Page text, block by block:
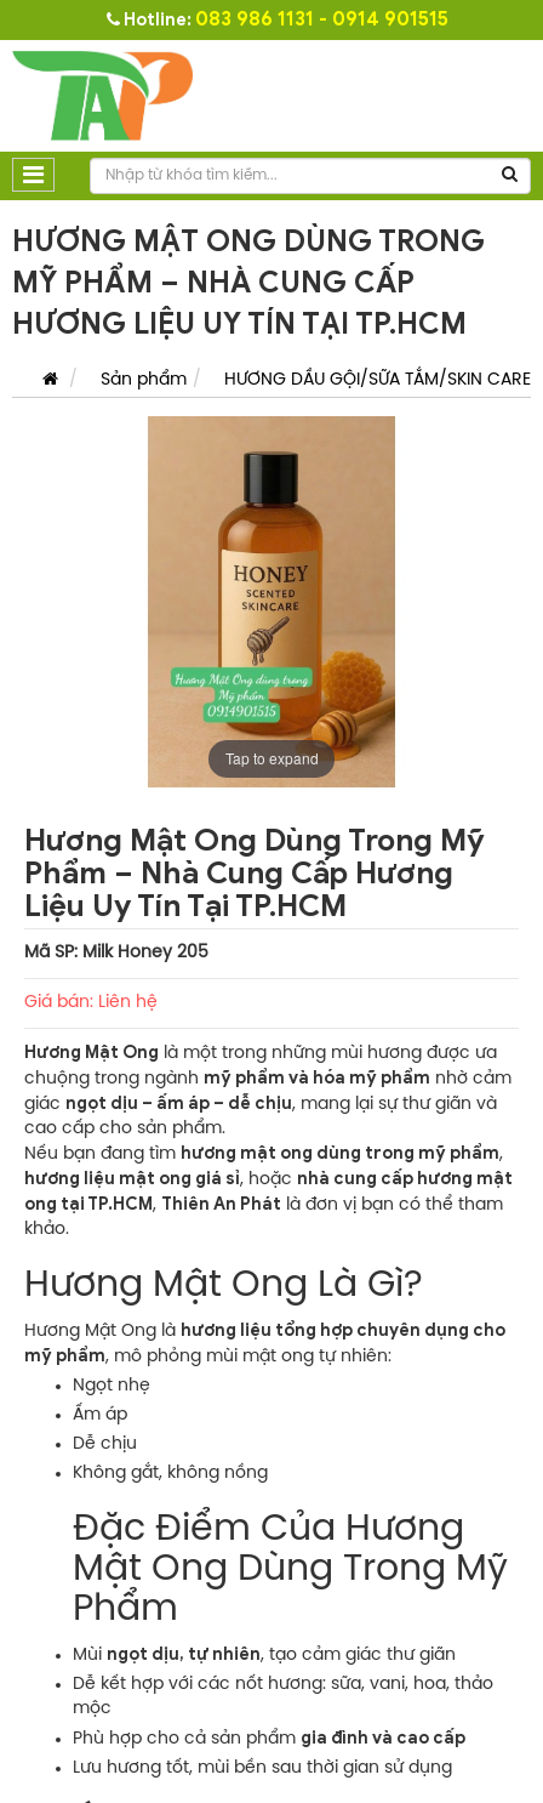
Hotline: 083 986 1131 - 0914 901515
HƯƠNG MẬT ONG DÙNG TRONG
MỸ PHẨM – NHÀ CUNG CẤP
HƯƠNG LIỆU UY TÍN TẠI TP.HCM
Sản phẩm HƯƠNG DẦU GỘI/SỮA TẮM/SKIN CARE
Tap to expand
Hương Mật Ong Dùng Trong Mỹ
Phẩm – Nhà Cung Cấp Hương
Liệu Uy Tín Tại TP.HCM
Mã SP: Milk Honey 205
Giá bán: Liên hệ
Hương Mật Ong là một trong những mùi hương được ưa
chuộng trong ngành mỹ phẩm và hóa mỹ phẩm nhờ cảm
giác ngọt dịu – ấm áp – dễ chịu, mang lại sự thư giãn và
cao cấp cho sản phẩm.
Nếu bạn đang tìm hương mật ong dùng trong mỹ phẩm,
hương liệu mật ong giá sỉ, hoặc nhà cung cấp hương mật
ong tại TP.HCM, Thiên An Phát là đơn vị bạn có thể tham
khảo.
Hương Mật Ong Là Gì?
Hương Mật Ong là hương liệu tổng hợp chuyên dụng cho
mỹ phẩm, mô phỏng mùi mật ong tự nhiên:
Ngọt nhẹ
Ấm áp
Dễ chịu
Không gắt, không nồng
Đặc Điểm Của Hương
Mật Ong Dùng Trong Mỹ
Phẩm
Mùi ngọt dịu, tự nhiên, tạo cảm giác thư giãn
Dễ kết hợp với các nốt hương: sữa, vani, hoa, thảo
mộc
Phù hợp cho cả sản phẩm gia đình và cao cấp
Lưu hương tốt, mùi bền sau thời gian sử dụng